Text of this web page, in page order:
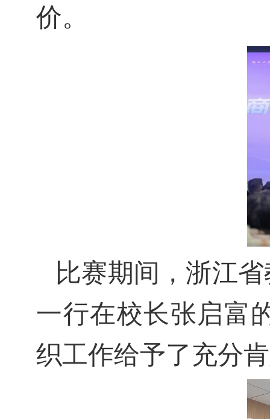
价。
比赛期间，浙江
一行在校长张启富
织工作给予了充分